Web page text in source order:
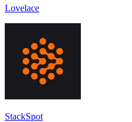
Lovelace
StackSpot